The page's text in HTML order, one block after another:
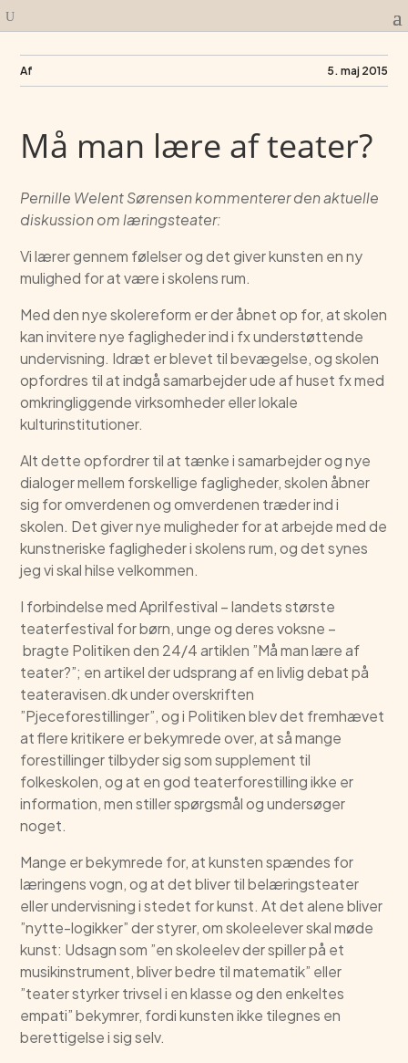
Af 5. maj 2015
Må man lære af teater?
Pernille Welent Sørensen kommenterer den aktuelle
diskussion om læringsteater:
Vi lærer gennem følelser og det giver kunsten en ny
mulighed for at være i skolens rum.
Med den nye skolereform er der åbnet op for, at skolen
kan invitere nye fagligheder ind i fx understøttende
undervisning. Idræt er blevet til bevægelse, og skolen
opfordres til at indgå samarbejder ude af huset fx med
omkringliggende virksomheder eller lokale
kulturinstitutioner.
Alt dette opfordrer til at tænke i samarbejder og nye
dialoger mellem forskellige fagligheder, skolen åbner
sig for omverdenen og omverdenen træder ind i
skolen. Det giver nye muligheder for at arbejde med de
kunstneriske fagligheder i skolens rum, og det synes
jeg vi skal hilse velkommen.
I forbindelse med Aprilfestival – landets største
teaterfestival for børn, unge og deres voksne –
bragte Politiken den 24/4 artiklen ”Må man lære af
teater?”; en artikel der udsprang af en livlig debat på
teateravisen.dk under overskriften
”Pjeceforestillinger”, og i Politiken blev det fremhævet
at flere kritikere er bekymrede over, at så mange
forestillinger tilbyder sig som supplement til
folkeskolen, og at en god teaterforestilling ikke er
information, men stiller spørgsmål og undersøger
noget.
Mange er bekymrede for, at kunsten spændes for
læringens vogn, og at det bliver til belæringsteater
eller undervisning i stedet for kunst. At det alene bliver
”nytte-logikker” der styrer, om skoleelever skal møde
kunst: Udsagn som ”en skoleelev der spiller på et
musikinstrument, bliver bedre til matematik” eller
”teater styrker trivsel i en klasse og den enkeltes
empati” bekymrer, fordi kunsten ikke tilegnes en
berettigelse i sig selv.